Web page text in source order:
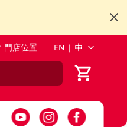
門店位置 EN | 中